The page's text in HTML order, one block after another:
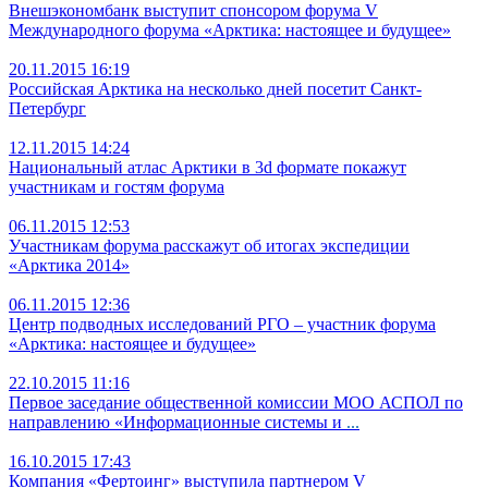
Внешэкономбанк выступит спонсором форума V
Международного форума «Арктика: настоящее и будущее»
20.11.2015 16:19
Российская Арктика на несколько дней посетит Санкт-
Петербург
12.11.2015 14:24
Национальный атлас Арктики в 3d формате покажут
участникам и гостям форума
06.11.2015 12:53
Участникам форума расскажут об итогах экспедиции
«Арктика 2014»
06.11.2015 12:36
Центр подводных исследований РГО – участник форума
«Арктика: настоящее и будущее»
22.10.2015 11:16
Первое заседание общественной комиссии МОО АСПОЛ по
направлению «Информационные системы и ...
16.10.2015 17:43
Компания «Фертоинг» выступила партнером V